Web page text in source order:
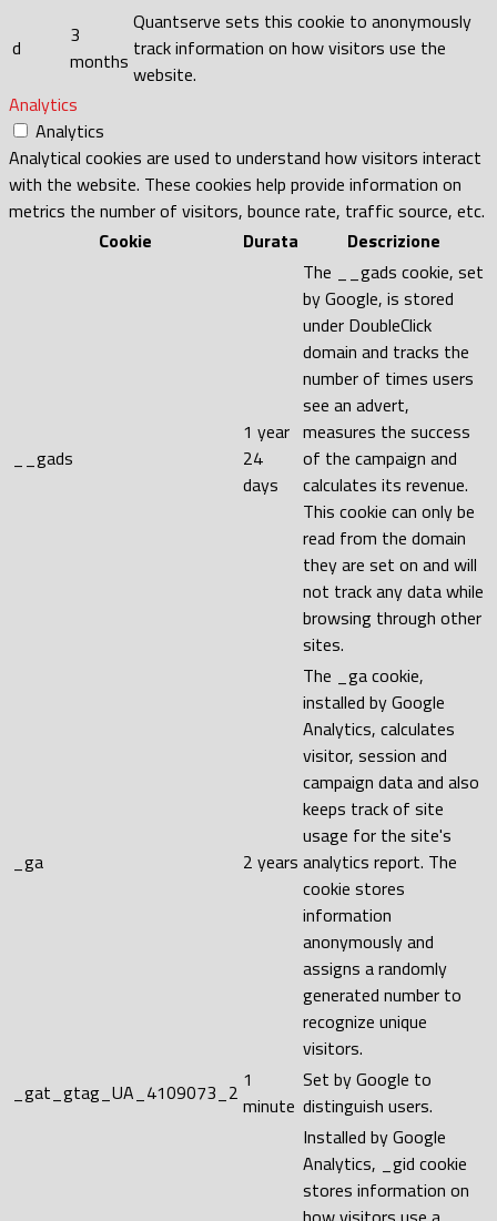
d
3
months
Quantserve sets this cookie to anonymously
track information on how visitors use the
website.
Analytics
Analytics
Analytical cookies are used to understand how visitors interact
with the website. These cookies help provide information on
metrics the number of visitors, bounce rate, traffic source, etc.
Cookie
Durata Descrizione
__gads
1 year
24
days
The __gads cookie, set
by Google, is stored
under DoubleClick
domain and tracks the
number of times users
see an advert,
measures the success
of the campaign and
calculates its revenue.
This cookie can only be
read from the domain
they are set on and will
not track any data while
browsing through other
sites.
_ga 2 years
The _ga cookie,
installed by Google
Analytics, calculates
visitor, session and
campaign data and also
keeps track of site
usage for the site's
analytics report. The
cookie stores
information
anonymously and
assigns a randomly
generated number to
recognize unique
visitors.
_gat_gtag_UA_4109073_2 1
minute
Set by Google to
distinguish users.
Installed by Google
Analytics, _gid cookie
stores information on